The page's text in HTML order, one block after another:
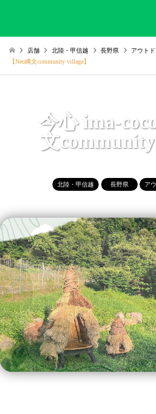
店舗 北陸・甲信越 長野県 アウトド
【Neo縄文community village】
今心 ima-
文community
北陸・甲信越 長野県 ア